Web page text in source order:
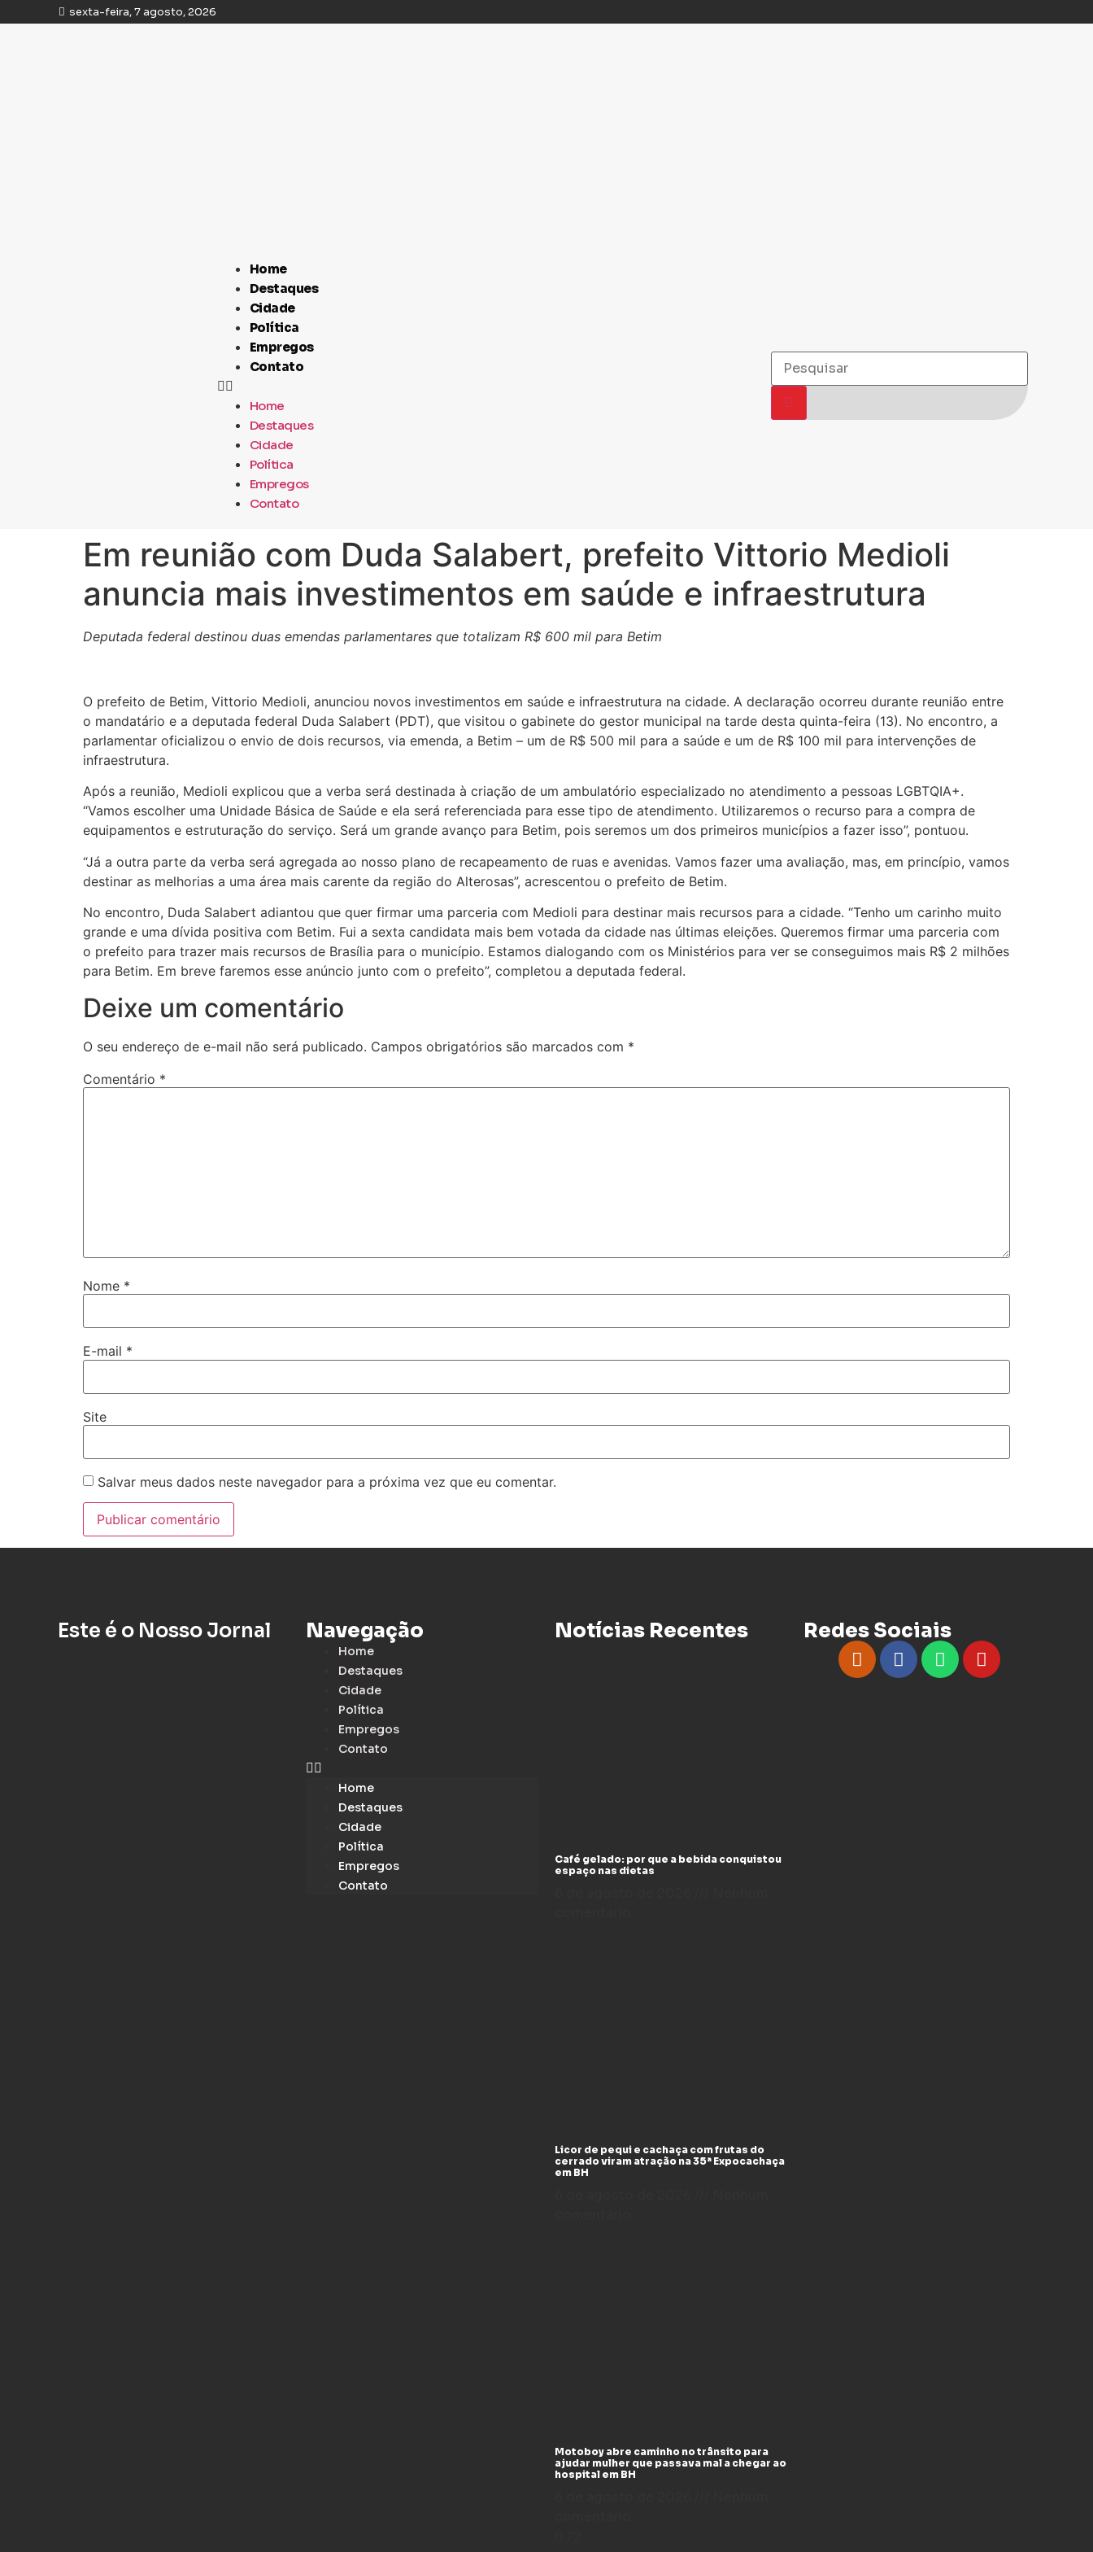
sexta-feira, 7 agosto, 2026
Home
Destaques
Cidade
Política
Empregos
Contato
Home
Destaques
Cidade
Política
Empregos
Contato
Em reunião com Duda Salabert, prefeito Vittorio Medioli
anuncia mais investimentos em saúde e infraestrutura
Deputada federal destinou duas emendas parlamentares que totalizam R$ 600 mil para Betim
O prefeito de Betim, Vittorio Medioli, anunciou novos investimentos em saúde e infraestrutura na cidade. A declaração ocorreu durante reunião entre
o mandatário e a deputada federal Duda Salabert (PDT), que visitou o gabinete do gestor municipal na tarde desta quinta-feira (13). No encontro, a
parlamentar oficializou o envio de dois recursos, via emenda, a Betim – um de R$ 500 mil para a saúde e um de R$ 100 mil para intervenções de
infraestrutura.
Após a reunião, Medioli explicou que a verba será destinada à criação de um ambulatório especializado no atendimento a pessoas LGBTQIA+.
“Vamos escolher uma Unidade Básica de Saúde e ela será referenciada para esse tipo de atendimento. Utilizaremos o recurso para a compra de
equipamentos e estruturação do serviço. Será um grande avanço para Betim, pois seremos um dos primeiros municípios a fazer isso”, pontuou.
“Já a outra parte da verba será agregada ao nosso plano de recapeamento de ruas e avenidas. Vamos fazer uma avaliação, mas, em princípio, vamos
destinar as melhorias a uma área mais carente da região do Alterosas”, acrescentou o prefeito de Betim.
No encontro, Duda Salabert adiantou que quer firmar uma parceria com Medioli para destinar mais recursos para a cidade. “Tenho um carinho muito
grande e uma dívida positiva com Betim. Fui a sexta candidata mais bem votada da cidade nas últimas eleições. Queremos firmar uma parceria com
o prefeito para trazer mais recursos de Brasília para o município. Estamos dialogando com os Ministérios para ver se conseguimos mais R$ 2 milhões
para Betim. Em breve faremos esse anúncio junto com o prefeito”, completou a deputada federal.
Deixe um comentário
O seu endereço de e-mail não será publicado. Campos obrigatórios são marcados com *
Comentário *
Nome *
E-mail *
Site
Salvar meus dados neste navegador para a próxima vez que eu comentar.
Este é o Nosso Jornal Navegação
Home
Destaques
Cidade
Política
Empregos
Contato
Home
Destaques
Cidade
Política
Empregos
Contato
Notícias Recentes
Café gelado: por que a bebida conquistou
espaço nas dietas
Licor de pequi e cachaça com frutas do
cerrado viram atração na 35ª Expocachaça
em BH
Motoboy abre caminho no trânsito para
ajudar mulher que passava mal a chegar ao
hospital em BH
Redes Sociais